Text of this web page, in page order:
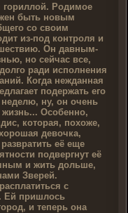
Родимое
быть новым
со своим
из-под контроля и
Он давным-
но сейчас все,
ради исполнения
Когда нежданная
подержать его
неделю, ну, он очень
жизнь... Особенно,
которая, похоже,
девочка,
её еще
подвергнут её
и жить дольше,
Зверей.
с
Ей пришлось
и теперь она